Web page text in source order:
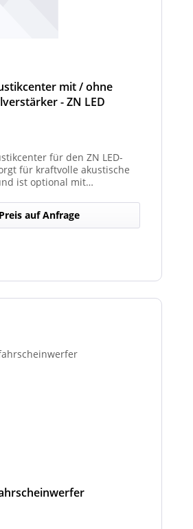
mit / ohne
- ZN LED
für den ZN LED-
für kraftvolle akustische
ist optional mit
Preis auf Anfrage